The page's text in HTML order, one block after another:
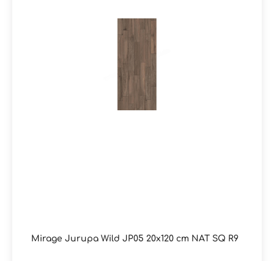
Mirage Jurupa Wild JP05 20x120 cm NAT SQ R9